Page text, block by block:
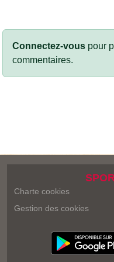
Connectez-vous pour
commentaires.
Charte cookies
Gestion des cookies